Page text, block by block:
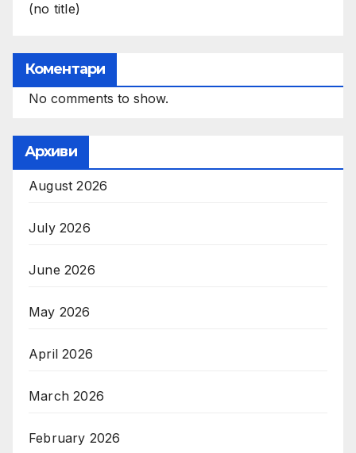
(no title)
Коментари
No comments to show.
Архиви
August 2026
July 2026
June 2026
May 2026
April 2026
March 2026
February 2026